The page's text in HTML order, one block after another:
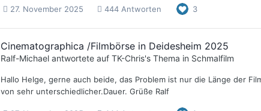
27. November 2025 444 Antworten 3
Cinematographica /Filmbörse in Deidesheim 2025
Ralf-Michael antwortete auf TK-Chris's Thema in Schmalfilm
Hallo Helge, gerne auch beide, das Problem ist nur die Länge der
von sehr unterschiedlicher.Dauer. Grüße Ralf